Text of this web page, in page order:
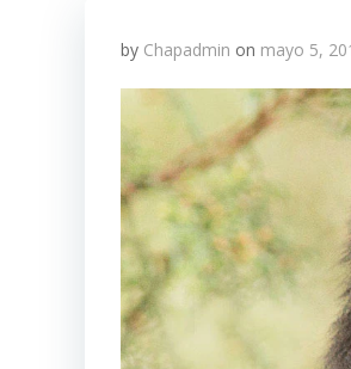
by Chapadmin on mayo 5,